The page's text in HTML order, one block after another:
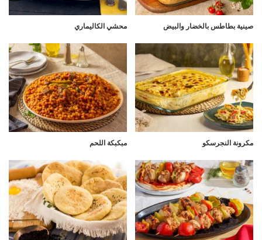
صينية بطاطس بالخضار والبيض محشي الكاليماري
مكرونة النجرسكو مبكبكة اللحم